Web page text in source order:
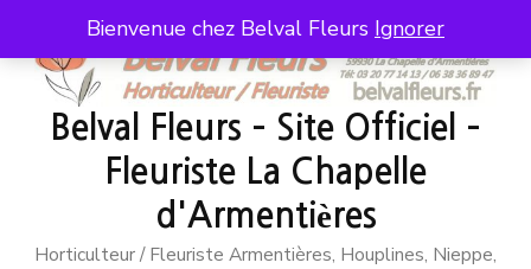
Bienvenue chez Belval Fleurs Ignorer
Belval Fleurs – Site Officiel –
Fleuriste La Chapelle
d'Armentières
Horticulteur / Fleuriste Armentières, Houplines, Nieppe,